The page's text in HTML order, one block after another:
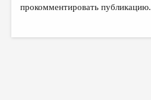
прокомментировать публикацию.